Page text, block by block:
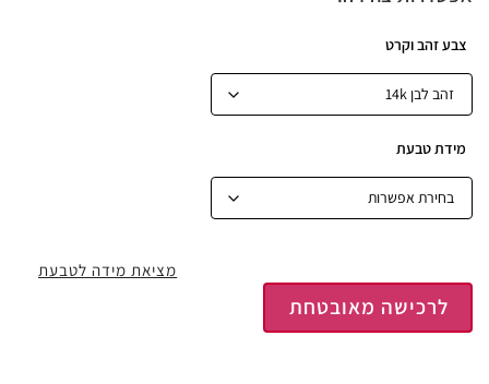
צבע זהב וקרט
מידת טבעת
לרכישה מאובטחת
מציאת מידה לטבעת